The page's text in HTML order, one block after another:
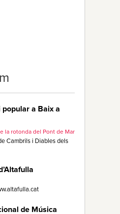
a Baix a
la rotonda del Pont de Mar
Cambrils i Diables dels
de Música